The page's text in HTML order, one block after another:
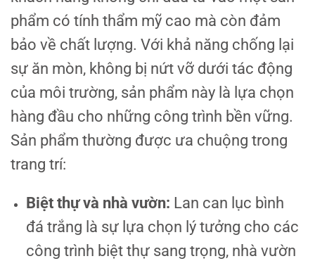
phẩm có tính thẩm mỹ cao mà còn đảm
bảo về chất lượng. Với khả năng chống lại
sự ăn mòn, không bị nứt vỡ dưới tác động
của môi trường, sản phẩm này là lựa chọn
hàng đầu cho những công trình bền vững.
Sản phẩm thường được ưa chuộng trong
trang trí:
Biệt thự và nhà vườn: Lan can lục bình
đá trắng là sự lựa chọn lý tưởng cho các
công trình biệt thự sang trọng, nhà vườn